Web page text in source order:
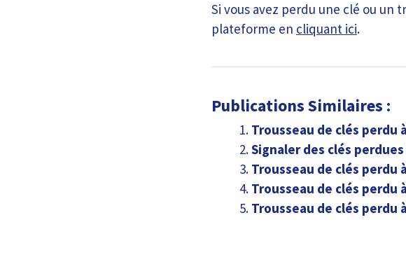
Si vous avez perdu une clé ou un
plateforme en cliquant ici.
Publications Similaires :
Trousseau de clés perdu
Signaler des clés
Trousseau de clés perdu
Trousseau de clés perdu
Trousseau de clés perdu